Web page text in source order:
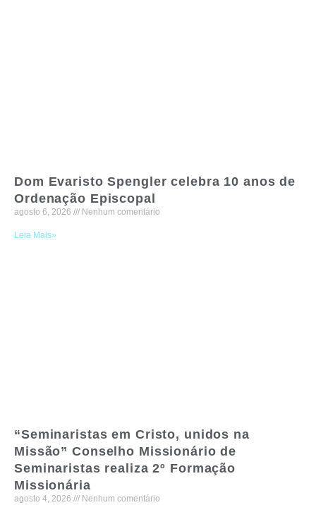
Dom Evaristo Spengler celebra 10 anos de
Ordenação Episcopal
agosto 6, 2026 Nenhum comentário
Leia Mais»
“Seminaristas em Cristo, unidos na
Missão” Conselho Missionário de
Seminaristas realiza 2º Formação
Missionária
agosto 4, 2026 Nenhum comentário